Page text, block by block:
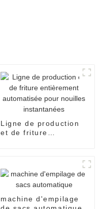
Ligne de production
et de friture
nouilles instantanées
machine d'empilage